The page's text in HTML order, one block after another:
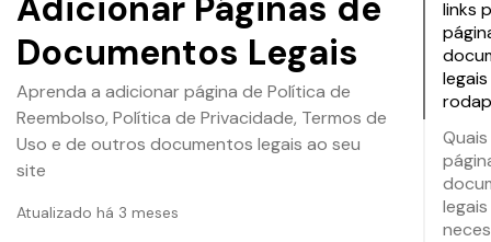
Documentos Legais
Aprenda a adicionar página de Política de
Reembolso, Política de Privacidade, Termos de
Uso e de outros documentos legais ao seu
site
Atualizado há 3 meses
links
Quais